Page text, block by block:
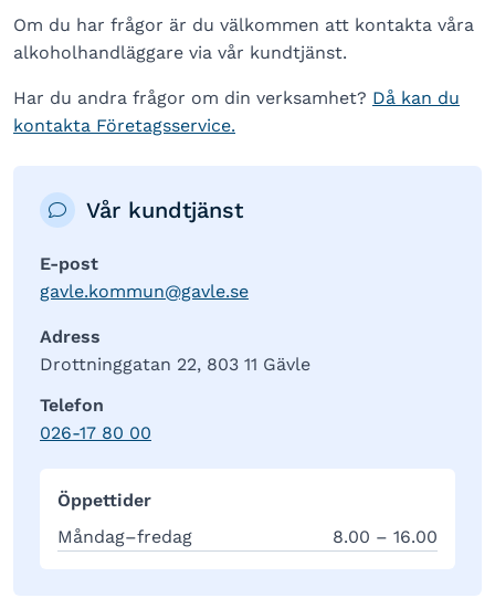
Om du har frågor är du välkommen att kontakta våra
alkoholhandläggare via vår kundtjänst.
Har du andra frågor om din verksamhet? Då kan du
kontakta Företagsservice.
Vår kundtjänst
E-post
gavle.kommun@gavle.se
Adress
Drottninggatan 22, 803 11 Gävle
Telefon
026-17 80 00
Öppettider
Måndag–fredag
8.00 – 16.00